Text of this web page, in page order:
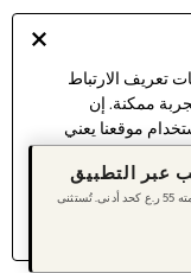
تعريف الارتباط
ممكنة. إن
موقعنا يعني
إدارة إعدادات ملفات
يُطبق العرض تلقائيًا في صفحة السداد على كل طلب تبلغ قيمته 55 ر.ع كحد أدنى. تُستثنى